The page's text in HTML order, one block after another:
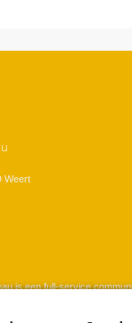
Weert
is een full-service